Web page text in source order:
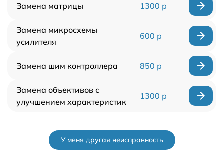
Замена матрицы 1300 р
Замена микросхемы
усилителя
600 р
Замена шим контроллера 850 р
Замена объективов с
улучшением характеристик
1300 р
У меня другая неисправность